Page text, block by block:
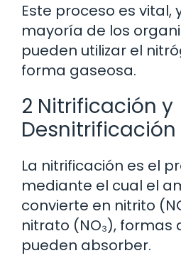
Este proceso es vital,
mayoría de los
pueden utilizar el
forma gaseosa.
2 Nitrificación y
Desnitrificación
La nitrificación es el
mediante el cual el
convierte en nitrito
nitrato (NO₃), formas
pueden absorber.